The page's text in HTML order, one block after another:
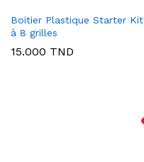
Boitier Plastique Starter Kit
à 8 grilles
15.000 TND